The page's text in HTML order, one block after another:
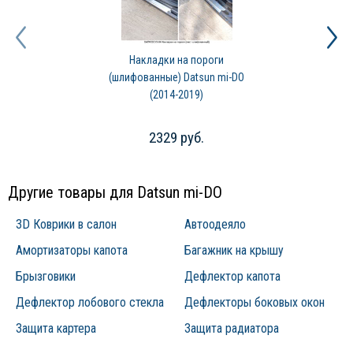
Накладки на пороги
(шлифованные) Datsun mi-DO
(2014-2019)
2329 руб.
Другие товары для Datsun mi-DO
3D Коврики в салон
Автоодеяло
Амортизаторы капота
Багажник на крышу
Брызговики
Дефлектор капота
Дефлектор лобового стекла
Дефлекторы боковых окон
Защита картера
Защита радиатора